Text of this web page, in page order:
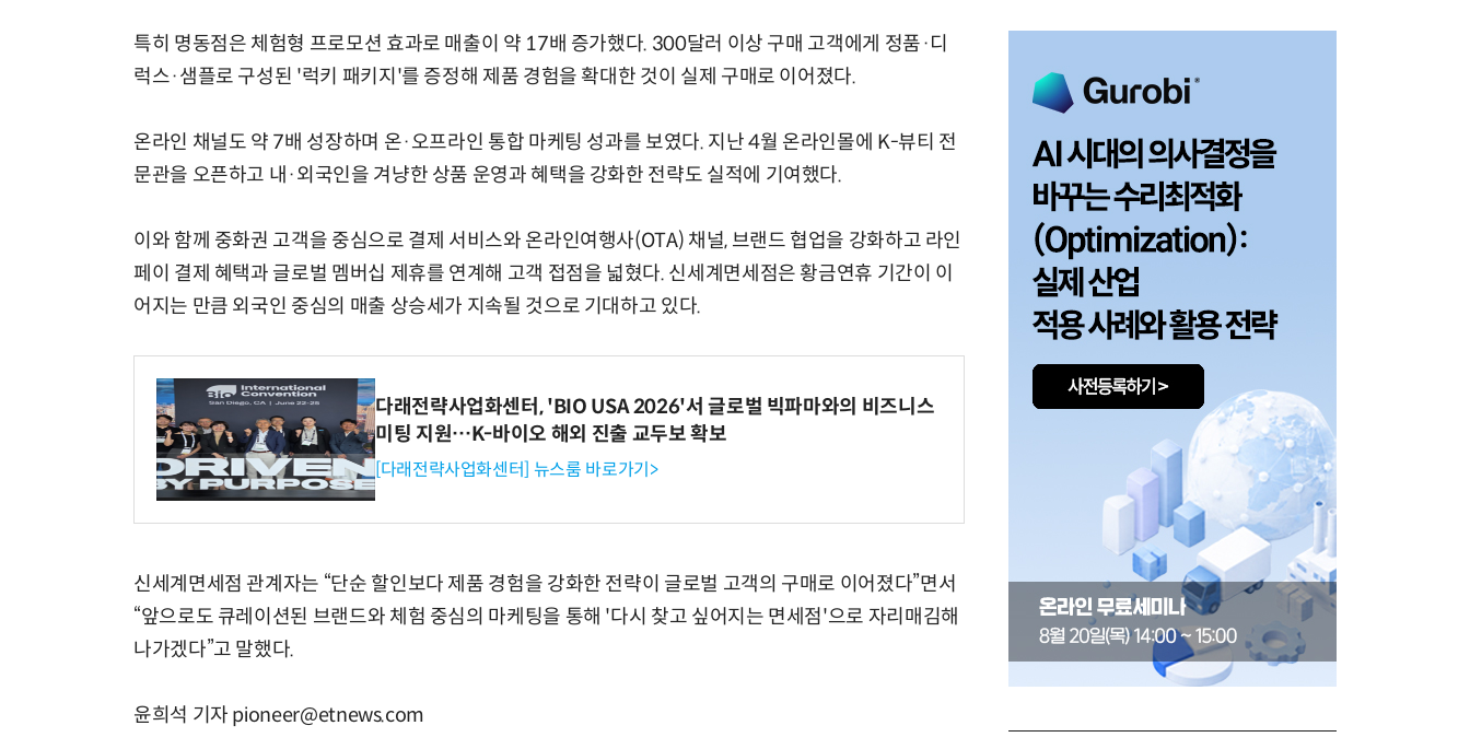
특히 명동점은 체험형 프로모션 효과로 매출이 약 17배 증가했다. 300달러 이상 구매 고객에게 정품·디
럭스·샘플로 구성된 '럭키 패키지'를 증정해 제품 경험을 확대한 것이 실제 구매로 이어졌다.
온라인 채널도 약 7배 성장하며 온·오프라인 통합 마케팅 성과를 보였다. 지난 4월 온라인몰에 K-뷰티 전
문관을 오픈하고 내·외국인을 겨냥한 상품 운영과 혜택을 강화한 전략도 실적에 기여했다.
이와 함께 중화권 고객을 중심으로 결제 서비스와 온라인여행사(OTA) 채널, 브랜드 협업을 강화하고 라인
페이 결제 혜택과 글로벌 멤버십 제휴를 연계해 고객 접점을 넓혔다. 신세계면세점은 황금연휴 기간이 이
어지는 만큼 외국인 중심의 매출 상승세가 지속될 것으로 기대하고 있다.
다래전략사업화센터, 'BIO USA 2026'서 글로벌 빅파마와의 비즈니스
미팅 지원…K-바이오 해외 진출 교두보 확보
[다래전략사업화센터] 뉴스룸 바로가기>
신세계면세점 관계자는 “단순 할인보다 제품 경험을 강화한 전략이 글로벌 고객의 구매로 이어졌다”면서
“앞으로도 큐레이션된 브랜드와 체험 중심의 마케팅을 통해 '다시 찾고 싶어지는 면세점'으로 자리매김해
나가겠다”고 말했다.
윤희석 기자 pioneer@etnews.com